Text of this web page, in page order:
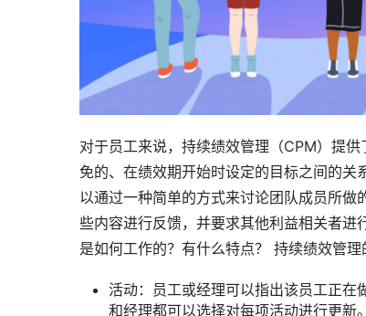
对于员工来说，持续绩效管理（CPM）提
免的、在绩效期开始时设定的目标之间的
以通过一种简单的方式来讨论团队成员所
些内容进行反馈，并要求其他利益相关者
是如何工作的？有什么特点？ 持续绩效管理
活动：员工或经理可以指出该员工正
和经理都可以选择对每项活动进行更新。